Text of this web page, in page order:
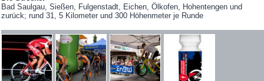
Bad Saulgau, Sießen, Fulgenstadt, Eichen, Ölkofen, Hohentengen und
zurück; rund 31, 5 Kilometer und 300 Höhenmeter je Runde